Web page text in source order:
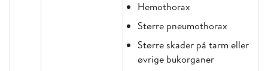
Hemothorax
Større pneumothorax
Større skader på tarm eller
øvrige bukorganer